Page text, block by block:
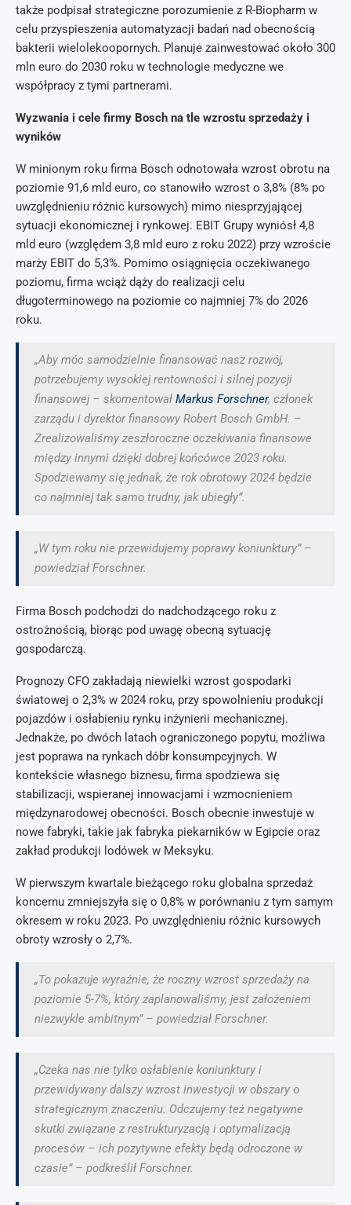
także podpisał strategiczne porozumienie z R-Biopharm w
celu przyspieszenia automatyzacji badań nad obecnością
bakterii wielolekoopornych. Planuje zainwestować około 300
mln euro do 2030 roku w technologie medyczne we
współpracy z tymi partnerami.
Wyzwania i cele firmy Bosch na tle wzrostu sprzedaży i
wyników
W minionym roku firma Bosch odnotowała wzrost obrotu na
poziomie 91,6 mld euro, co stanowiło wzrost o 3,8% (8% po
uwzględnieniu różnic kursowych) mimo niesprzyjającej
sytuacji ekonomicznej i rynkowej. EBIT Grupy wyniósł 4,8
mld euro (względem 3,8 mld euro z roku 2022) przy wzroście
marży EBIT do 5,3%. Pomimo osiągnięcia oczekiwanego
poziomu, firma wciąż dąży do realizacji celu
długoterminowego na poziomie co najmniej 7% do 2026
roku.
„Aby móc samodzielnie finansować nasz rozwój,
potrzebujemy wysokiej rentowności i silnej pozycji
finansowej – skomentował Markus Forschner, członek
zarządu i dyrektor finansowy Robert Bosch GmbH. –
Zrealizowaliśmy zeszłoroczne oczekiwania finansowe
między innymi dzięki dobrej końcówce 2023 roku.
Spodziewamy się jednak, że rok obrotowy 2024 będzie
co najmniej tak samo trudny, jak ubiegły”.
„W tym roku nie przewidujemy poprawy koniunktury” –
powiedział Forschner.
Firma Bosch podchodzi do nadchodzącego roku z
ostrożnością, biorąc pod uwagę obecną sytuację
gospodarczą.
Prognozy CFO zakładają niewielki wzrost gospodarki
światowej o 2,3% w 2024 roku, przy spowolnieniu produkcji
pojazdów i osłabieniu rynku inżynierii mechanicznej.
Jednakże, po dwóch latach ograniczonego popytu, możliwa
jest poprawa na rynkach dóbr konsumpcyjnych. W
kontekście własnego biznesu, firma spodziewa się
stabilizacji, wspieranej innowacjami i wzmocnieniem
międzynarodowej obecności. Bosch obecnie inwestuje w
nowe fabryki, takie jak fabryka piekarników w Egipcie oraz
zakład produkcji lodówek w Meksyku.
W pierwszym kwartale bieżącego roku globalna sprzedaż
koncernu zmniejszyła się o 0,8% w porównaniu z tym samym
okresem w roku 2023. Po uwzględnieniu różnic kursowych
obroty wzrosły o 2,7%.
„To pokazuje wyraźnie, że roczny wzrost sprzedaży na
poziomie 5-7%, który zaplanowaliśmy, jest założeniem
niezwykle ambitnym” – powiedział Forschner.
„Czeka nas nie tylko osłabienie koniunktury i
przewidywany dalszy wzrost inwestycji w obszary o
strategicznym znaczeniu. Odczujemy też negatywne
skutki związane z restrukturyzacją i optymalizacją
procesów – ich pozytywne efekty będą odroczone w
czasie” – podkreślił Forschner.